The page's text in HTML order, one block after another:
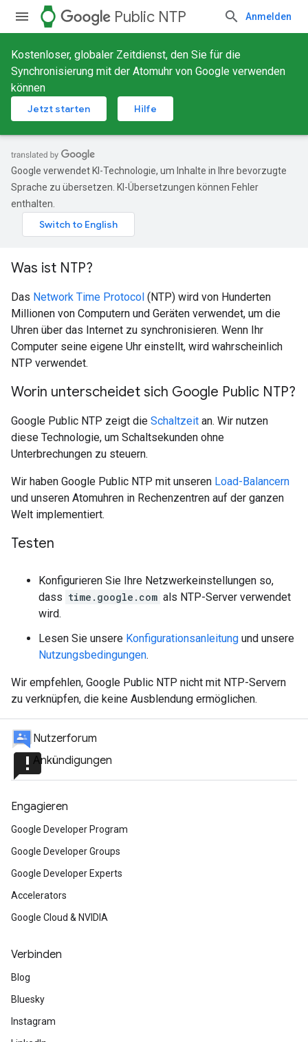
watch Public NTP Anmelden
Kostenloser, globaler Zeitdienst, den Sie für die
Synchronisierung mit der Atomuhr von Google verwenden
können
Jetzt starten Hilfe
Google verwendet KI-Technologie, um Inhalte in Ihre bevorzugte
Sprache zu übersetzen. KI-Übersetzungen können Fehler
enthalten.
Was ist NTP?
Das Network Time Protocol (NTP) wird von Hunderten
Millionen von Computern und Geräten verwendet, um die
Uhren über das Internet zu synchronisieren. Wenn Ihr
Computer seine eigene Uhr einstellt, wird wahrscheinlich
NTP verwendet.
Worin unterscheidet sich Google Public NTP?
Google Public NTP zeigt die Schaltzeit an. Wir nutzen
diese Technologie, um Schaltsekunden ohne
Unterbrechungen zu steuern.
Wir haben Google Public NTP mit unseren Load-Balancern
und unseren Atomuhren in Rechenzentren auf der ganzen
Welt implementiert.
Testen
Konfigurieren Sie Ihre Netzwerkeinstellungen so,
dass time.google.com als NTP-Server verwendet
wird.
Lesen Sie unsere Konfigurationsanleitung und unsere
Nutzungsbedingungen.
Wir empfehlen, Google Public NTP nicht mit NTP-Servern
zu verknüpfen, die keine Ausblendung ermöglichen.
Nutzerforum
announcementAnkündigungen
Engagieren
Google Developer Program
Google Developer Groups
Google Developer Experts
Accelerators
Google Cloud & NVIDIA
Verbinden
Blog
Bluesky
Instagram